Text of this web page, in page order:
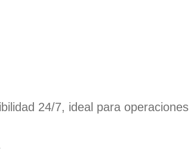
24/7, ideal para